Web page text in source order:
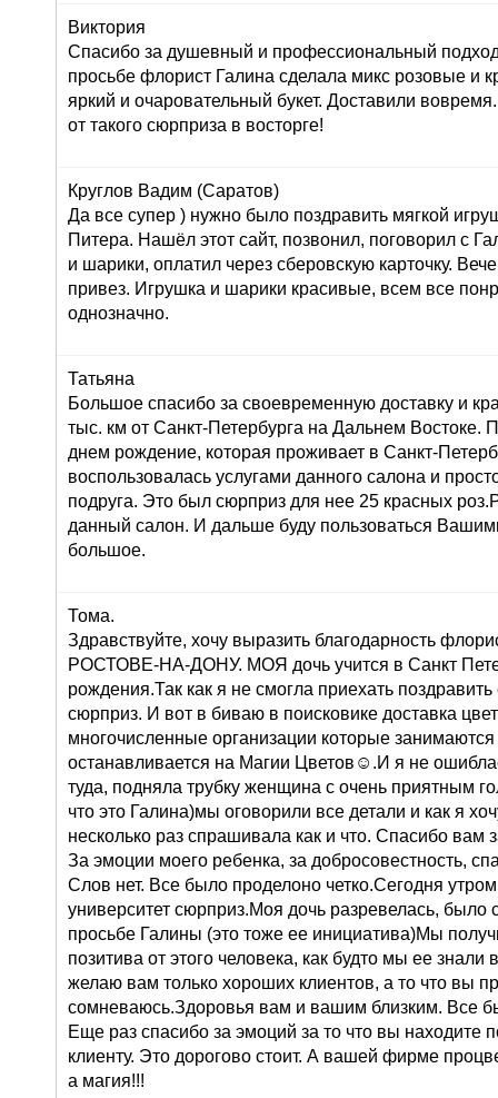
Виктория
Спасибо за душевный и профессиональный
просьбе флорист Галина сделала микс розовые и
яркий и очаровательный букет. Доставили
от такого сюрприза в восторге!
Круглов Вадим (Саратов)
Да все супер ) нужно было поздравить мягкой
Питера. Нашёл этот сайт, позвонил, поговорил с
и шарики, оплатил через сберовскую карточку.
привез. Игрушка и шарики красивые, всем все
однозначно.
Татьяна
Большое спасибо за своевременную доставку и
тыс. км от Санкт-Петербурга на Дальнем Востоке.
днем рождение, которая проживает в Санкт-
воспользовалась услугами данного салона и
подруга. Это был сюрприз для нее 25 красных
данный салон. И дальше буду пользоваться
большое.
Тома.
Здравствуйте, хочу выразить благодарность
РОСТОВЕ-НА-ДОНУ. МОЯ дочь учится в Санкт
рождения.Так как я не смогла приехать
сюрприз. И вот в биваю в поисковике доставка
многочисленные организации которые
останавливается на Магии Цветов☺.И я не
туда, подняла трубку женщина с очень приятным
что это Галина)мы оговорили все детали и как я
несколько раз спрашивала как и что. Спасибо вам
За эмоции моего ребенка, за добросовестность,
Слов нет. Все было проделоно четко.Сегодня
университет сюрприз.Моя дочь разревелась, было
просьбе Галины (это тоже ее инициатива)Мы
позитива от этого человека, как будто мы ее знали
желаю вам только хороших клиентов, а то что вы
сомневаюсь.Здоровья вам и вашим близким. Все
Еще раз спасибо за эмоций за то что вы находите
клиенту. Это дорогово стоит. А вашей фирме
а магия!!!